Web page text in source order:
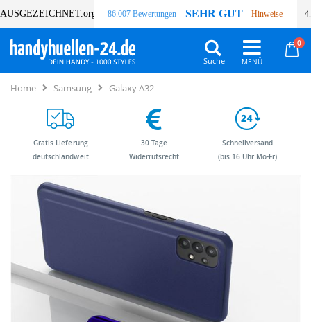
AUSGEZEICHNET.org 86.007 Bewertungen SEHR GUT Hinweise
0
Suche
Home Samsung Galaxy A32
Bildergalerie
springen
Anfang
Bildergalerie
springen
Gratis Lieferung
deutschlandweit
30 Tage
Widerrufsrecht
Schnellversand
(bis 16 Uhr Mo-Fr)